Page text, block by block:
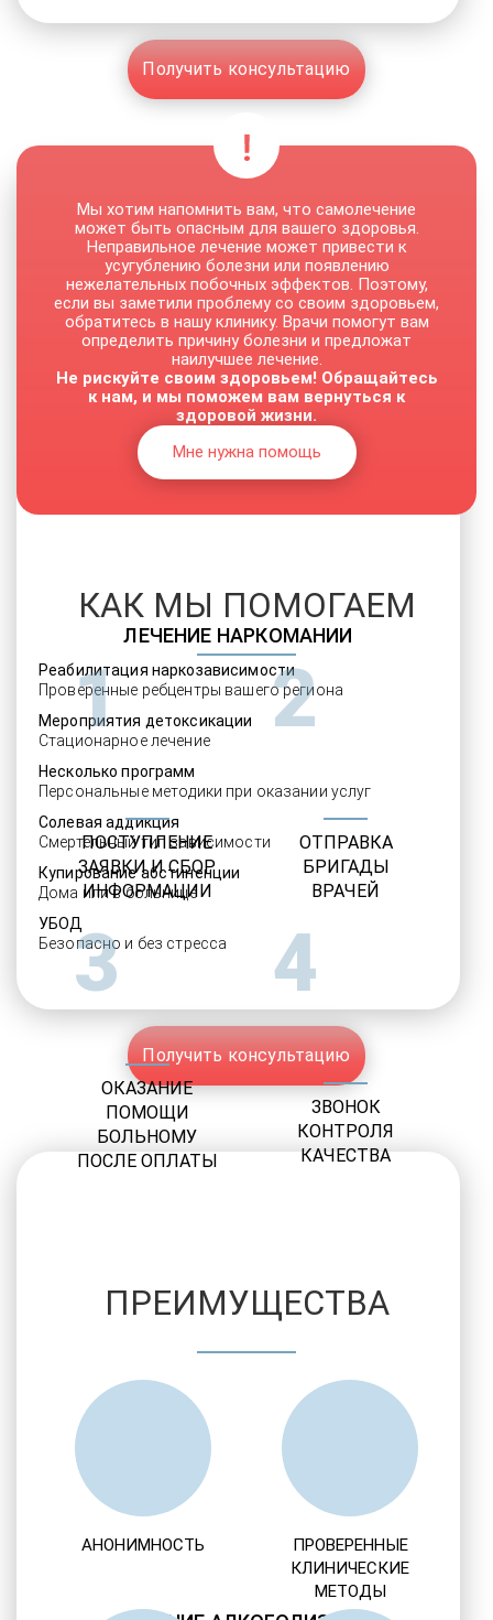
Получить консультацию
ЛЕЧЕНИЕ НАРКОМАНИИ
Реабилитация наркозависимости
Проверенные ребцентры вашего региона
Мероприятия детоксикации
Стационарное лечение
Несколько программ
Персональные методики при оказании услуг
Солевая аддикция
Смертельный тип зависимости
Купирование абстиненции
Дома или в больнице
УБОД
Безопасно и без стресса
Получить консультацию
Мы хотим напомнить вам, что самолечение
может быть опасным для вашего здоровья.
Неправильное лечение может привести к
усугублению болезни или появлению
нежелательных побочных эффектов. Поэтому,
если вы заметили проблему со своим здоровьем,
обратитесь в нашу клинику. Врачи помогут вам
определить причину болезни и предложат
наилучшее лечение.
Не рискуйте своим здоровьем! Обращайтесь
к нам, и мы поможем вам вернуться к
здоровой жизни.
Мне нужна помощь
КАК МЫ ПОМОГАЕМ
1
ПОСТУПЛЕНИЕ
ЗАЯВКИ И СБОР
ИНФОРМАЦИИ
2
ОТПРАВКА
БРИГАДЫ
ВРАЧЕЙ
3
ОКАЗАНИЕ
ПОМОЩИ
БОЛЬНОМУ
ПОСЛЕ ОПЛАТЫ
4
ЗВОНОК
КОНТРОЛЯ
КАЧЕСТВА
ПРЕИМУЩЕСТВА
АНОНИМНОСТЬ
ПРОВЕРЕННЫЕ
КЛИНИЧЕСКИЕ
МЕТОДЫ